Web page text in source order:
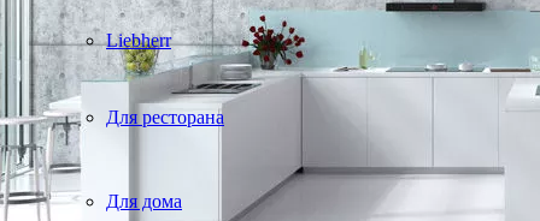
Liebherr
Для ресторана
Для дома